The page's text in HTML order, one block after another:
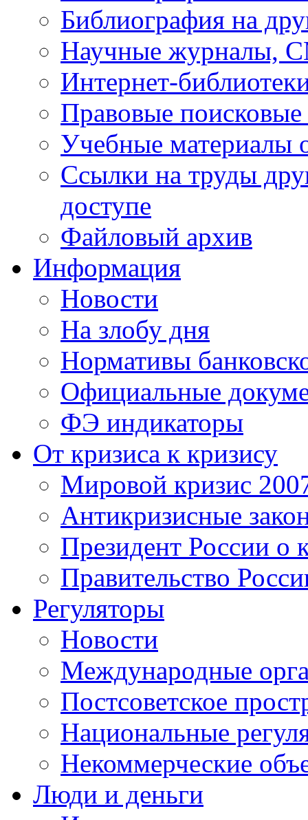
Библиография на
Научные журналы,
Интернет-
Правовые
Учебные материалы
Ссылки на труды
доступе
Файловый архив
Информация
Новости
На злобу дня
Нормативы
Официальные
ФЭ индикаторы
От кризиса к кризису
Мировой кризис
Антикризисные
Президент России о
Правительство
Регуляторы
Новости
Международные
Постсоветское
Национальные
Некоммерческие
Люди и деньги